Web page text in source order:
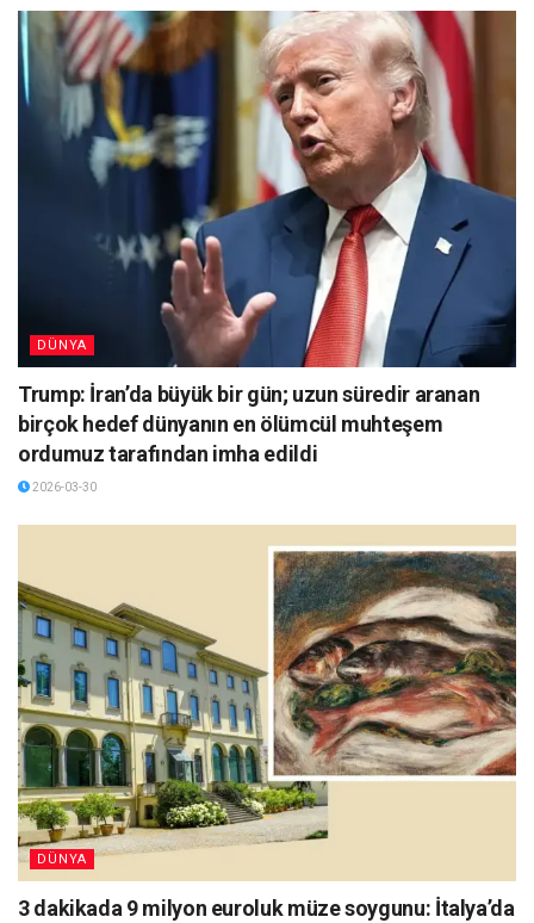
DÜNYA
Trump: İran’da büyük bir gün; uzun süredir aranan
birçok hedef dünyanın en ölümcül muhteşem
ordumuz tarafından imha edildi
2026-03-30
DÜNYA
3 dakikada 9 milyon euroluk müze soygunu: İtalya’da